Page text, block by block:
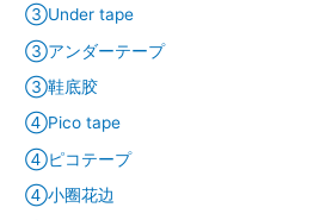
③Under tape
③アンダーテープ
③鞋底胶
④Pico tape
④ピコテープ
④小圈花边